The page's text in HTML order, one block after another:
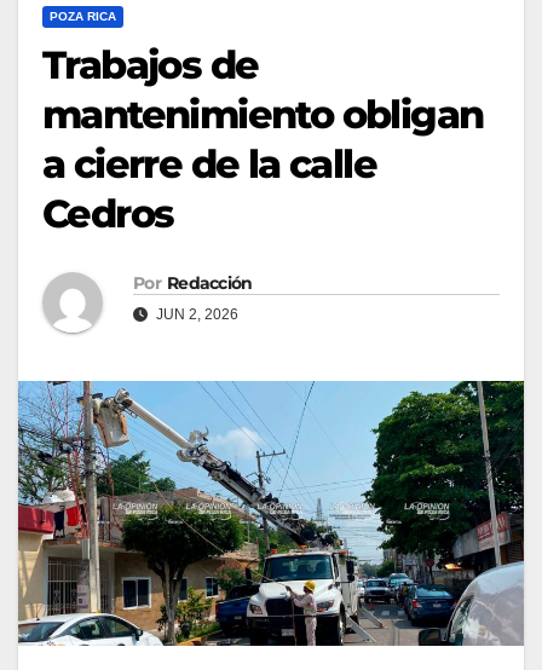
POZA RICA
Trabajos de
mantenimiento obligan
a cierre de la calle
Cedros
Por Redacción
JUN 2, 2026